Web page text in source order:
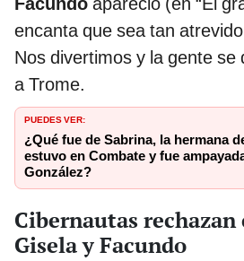
encanta que sea tan
Nos divertimos y la gente se
a Trome.
PUEDES VER:
¿Qué fue de Sabrina, la hermana
estuvo en Combate y fue
González?
Cibernautas rechazan
Gisela y Facundo